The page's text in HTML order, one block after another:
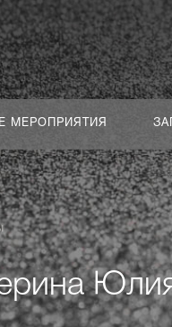
МЕРОПРИЯТИЯ